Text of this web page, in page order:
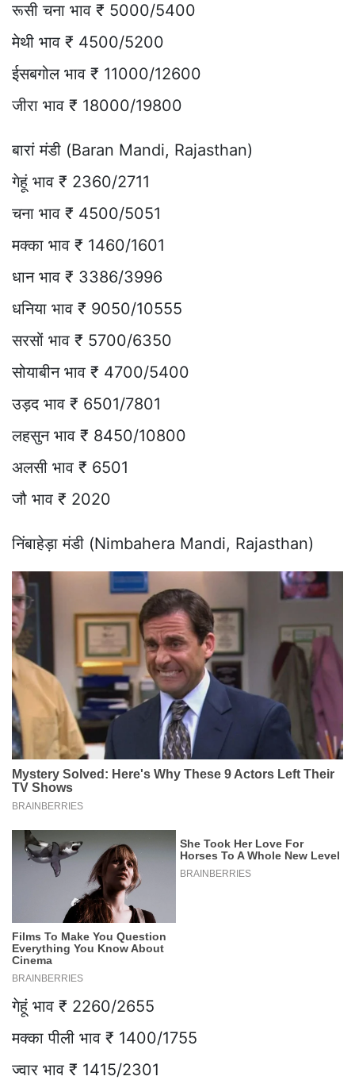
रूसी चना भाव ₹ 5000/5400
मेथी भाव ₹ 4500/5200
ईसबगोल भाव ₹ 11000/12600
जीरा भाव ₹ 18000/19800
बारां मंडी (Baran Mandi, Rajasthan)
गेहूं भाव ₹ 2360/2711
चना भाव ₹ 4500/5051
मक्का भाव ₹ 1460/1601
धान भाव ₹ 3386/3996
धनिया भाव ₹ 9050/10555
सरसों भाव ₹ 5700/6350
सोयाबीन भाव ₹ 4700/5400
उड़द भाव ₹ 6501/7801
लहसुन भाव ₹ 8450/10800
अलसी भाव ₹ 6501
जौ भाव ₹ 2020
निंबाहेड़ा मंडी (Nimbahera Mandi, Rajasthan)
गेहूं भाव ₹ 2260/2655
मक्का पीली भाव ₹ 1400/1755
ज्वार भाव ₹ 1415/2301